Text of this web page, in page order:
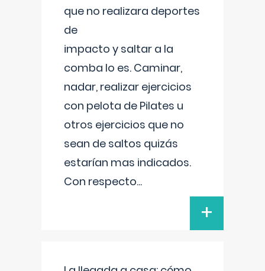
que no realizara deportes
de
impacto y saltar a la
comba lo es. Caminar,
nadar, realizar ejercicios
con pelota de Pilates u
otros ejercicios que no
sean de saltos quizás
estarían mas indicados.
Con respecto...
+